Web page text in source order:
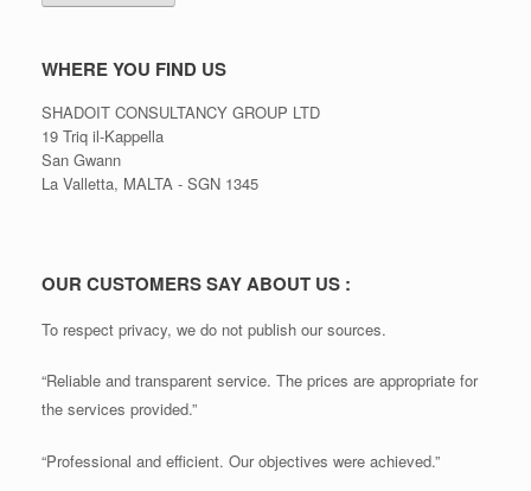
WHERE YOU FIND US
SHADOIT CONSULTANCY GROUP LTD
19 Triq il-Kappella
San Gwann
La Valletta, MALTA - SGN 1345
OUR CUSTOMERS SAY ABOUT US :
To respect privacy, we do not publish our sources.
“Reliable and transparent service. The prices are appropriate for
the services provided.”
“Professional and efficient. Our objectives were achieved.”